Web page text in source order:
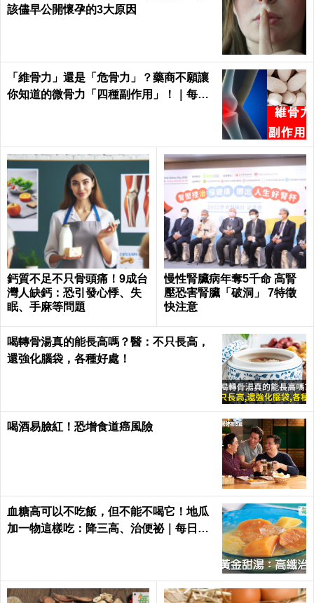
該儘早公開懷孕的3大原因
「維骨力」還是「危骨力」？藥商不願讓
你知道的微骨力「四種副作用」！｜每日
鈣質不足不只骨頭痛！9成台
灣人缺鈣：恐引發心悸、失
眠、手麻等問題
慢性腎臟病年奪5千命 高腎
壓恐害腎臟「破洞」 7特徵
快注意
喝轉骨湯真的能長高嗎？醫：不只長高，
還強化腦袋，各種好處！
喝酒易臉紅！恐增食道癌風險
血糖高可以不吃飯，但不能不喝它！地瓜
加一物這樣吃：降三高、治便祕｜每日健